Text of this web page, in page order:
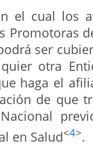
el cual los
Promotoras
ser
otra
haga el
de que
en Salud<4>.